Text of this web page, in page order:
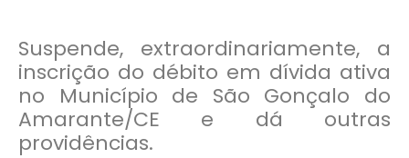
Suspende, extraordinariamente, a
inscrição do débito em dívida ativa
no Município de São Gonçalo do
Amarante/CE e dá outras
providências.